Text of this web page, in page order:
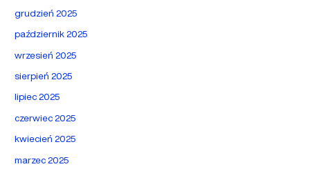
grudzień 2025
październik 2025
wrzesień 2025
sierpień 2025
lipiec 2025
czerwiec 2025
kwiecień 2025
marzec 2025